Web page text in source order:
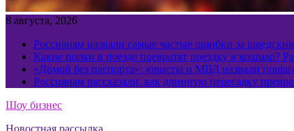
8 августа, 2026
Россиянам назвали самые частые ошибки за
Какие полки в поезде превратят поездку в кошмар?
«Домой без паспорта»: юристы и МВД назвали
Россиянам рассказали, как длинную пересадку
Шоу бизнес
Новостная рассылка